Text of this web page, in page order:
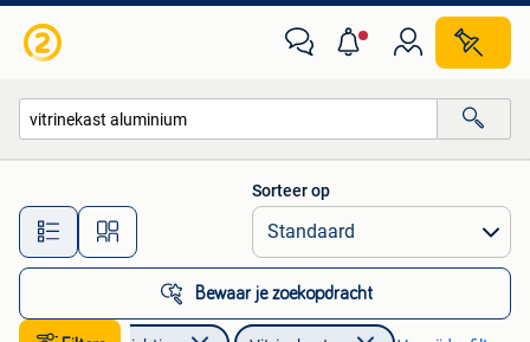
Alle afstanden…
Sorteer op
Bewaar je zoekopdracht